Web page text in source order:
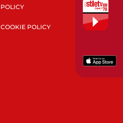
POLICY
COOKIE POLICY